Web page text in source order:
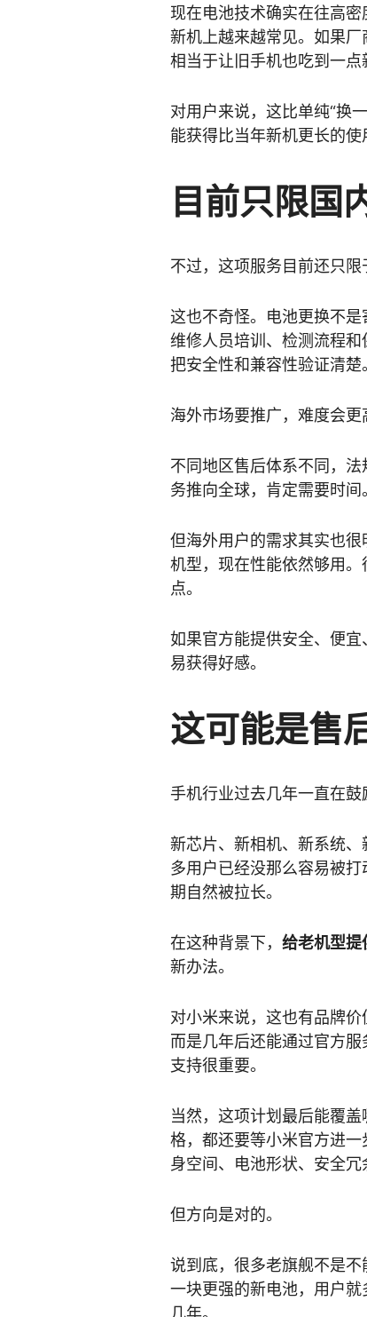
现在电池技术确实在往高
新机上越来越常见。如果
相当于让旧手机也吃到一点
对用户来说，这比单纯“换
能获得比当年新机更长的使
目前只限国
不过，这项服务目前还只限
这也不奇怪。电池更换不是
维修人员培训、检测流程
把安全性和兼容性验证清楚
海外市场要推广，难度会更
不同地区售后体系不同，
务推向全球，肯定需要时间
但海外用户的需求其实也
机型，现在性能依然够用
点。
如果官方能提供安全、便
易获得好感。
这可能是售
手机行业过去几年一直在鼓
新芯片、新相机、新系统
多用户已经没那么容易被
期自然被拉长。
在这种背景下， 给老机型提
新办法。
对小米来说，这也有品牌价
而是几年后还能通过官方
支持很重要。
当然，这项计划最后能覆
格，都还要等小米官方进
身空间、电池形状、安全冗
但方向是对的。
说到底，很多老旗舰不是
一块更强的新电池，用户
几年。